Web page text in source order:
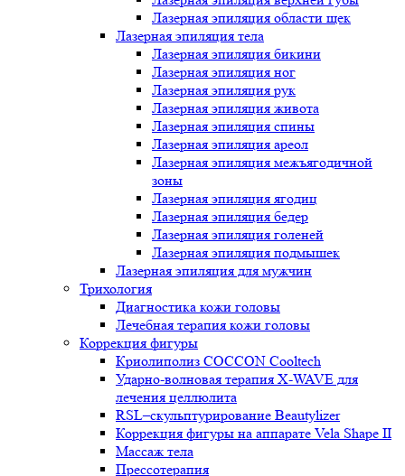
Лазерная эпиляция области щек
Лазерная эпиляция тела
Лазерная эпиляция бикини
Лазерная эпиляция ног
Лазерная эпиляция рук
Лазерная эпиляция живота
Лазерная эпиляция спины
Лазерная эпиляция ареол
Лазерная эпиляция межъягодичной
зоны
Лазерная эпиляция ягодиц
Лазерная эпиляция бедер
Лазерная эпиляция голеней
Лазерная эпиляция подмышек
Лазерная эпиляция для мужчин
Трихология
Диагностика кожи головы
Лечебная терапия кожи головы
Коррекция фигуры
Криолиполиз COCCON Cooltech
Ударно-волновая терапия X-WAVE для
лечения целлюлита
RSL–скульптурирование Beautylizer
Коррекция фигуры на аппарате Vela Shape II
Массаж тела
Прессотерапия